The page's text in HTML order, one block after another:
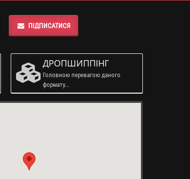
ПІДПИСАТИСЯ
ДРОПШИППІНГ
Головною перевагою даного
формату...